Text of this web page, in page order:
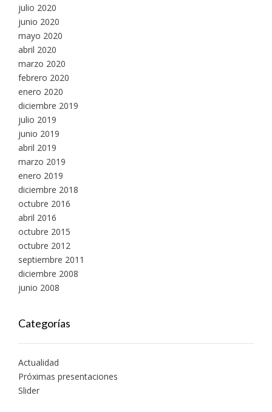
julio 2020
junio 2020
mayo 2020
abril 2020
marzo 2020
febrero 2020
enero 2020
diciembre 2019
julio 2019
junio 2019
abril 2019
marzo 2019
enero 2019
diciembre 2018
octubre 2016
abril 2016
octubre 2015
octubre 2012
septiembre 2011
diciembre 2008
junio 2008
Categorías
Actualidad
Próximas presentaciones
Slider